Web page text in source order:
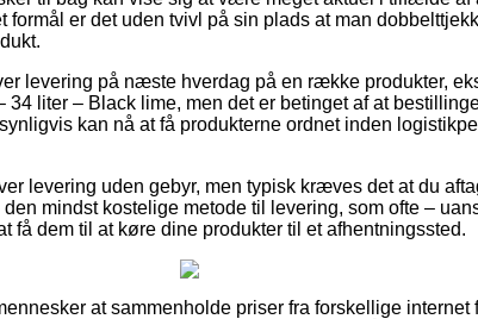
formål er det uden tvivl på sin plads at man
levering på næste hverdag på en række produkter,
34 liter – Black lime, men det er betinget af at
kan nå at få produkterne ordnet inden
levering uden gebyr, men typisk kræves det at du
mindst kostelige metode til levering, som ofte –
få dem til at køre dine produkter til et afhentningssted.
at sammenholde priser fra forskellige internet